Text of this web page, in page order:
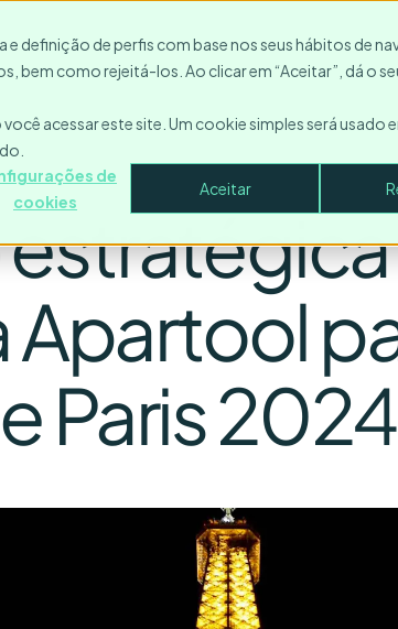
definição de perfis com base nos seus hábitos de
bem como rejeitá-los. Ao clicar em “Aceitar”, dá o
acessar este site. Um cookie simples será usado
de
cookies
Aceitar
Entre em contato Empresa
Apartool
Paris 2024